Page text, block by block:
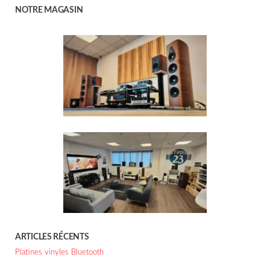
NOTRE MAGASIN
ARTICLES RÉCENTS
Platines vinyles Bluetooth